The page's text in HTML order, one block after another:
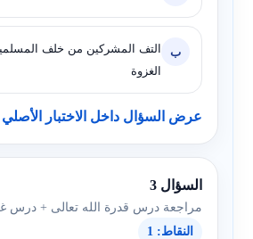
ب
التف المشركين من خلف
الغزوة
عرض السؤال داخل الاختبار الأصلي
السؤال 3
مراجعة درس قدرة الله تعالى + درس
النقاط: 1